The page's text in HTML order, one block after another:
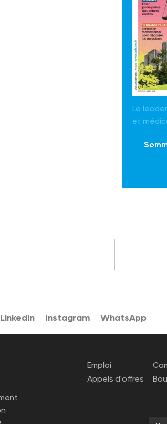
Le
et
LinkedIn Instagram WhatsApp
Emploi
Appels d'offres